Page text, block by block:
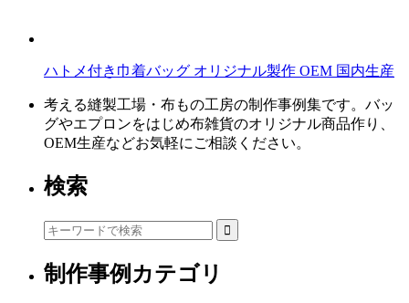
ハトメ付き巾着バッグ オリジナル製作 OEM 国内生産
考える縫製工場・布もの工房の制作事例集です。バッ
グやエプロンをはじめ布雑貨のオリジナル商品作り、
OEM生産などお気軽にご相談ください。
検索
制作事例カテゴリ